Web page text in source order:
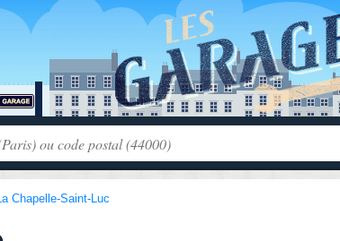
Chapelle-Saint-Luc